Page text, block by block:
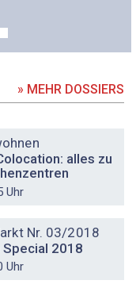
» MEHR DOSSIERS
alles zu
Uhr
Nr. 03/2018
2018
Uhr